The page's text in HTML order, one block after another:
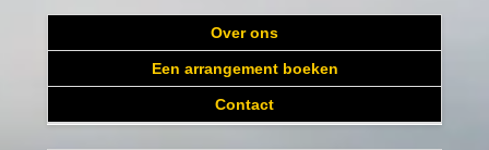
Over ons
Een arrangement boeken
Contact